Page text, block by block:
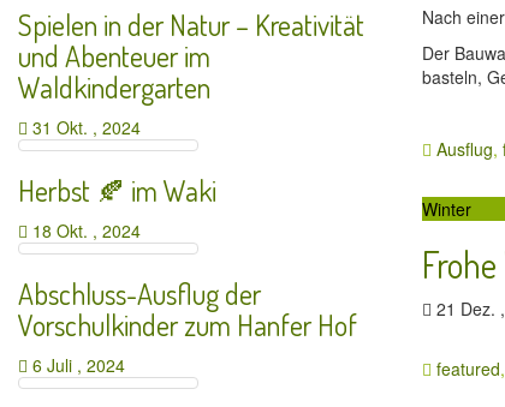
Nach
Der
basteln,
Ausflug,
Winter
21 Dez.
featured,
Spielen in der Natur – Kreativität
und Abenteuer im
Waldkindergarten
31 Okt. , 2024
Herbst 🍂 im Waki
18 Okt. , 2024
Abschluss-Ausflug der
Vorschulkinder zum Hanfer Hof
6 Juli , 2024